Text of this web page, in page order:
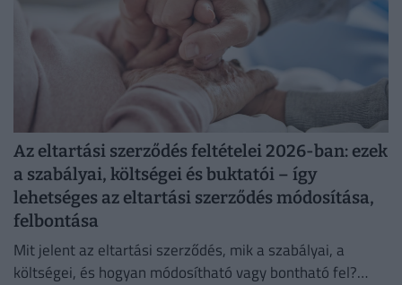
Az eltartási szerződés feltételei 2026-ban: ezek
a szabályai, költségei és buktatói – így
lehetséges az eltartási szerződés módosítása,
felbontása
Mit jelent az eltartási szerződés, mik a szabályai, a
költségei, és hogyan módosítható vagy bontható fel?